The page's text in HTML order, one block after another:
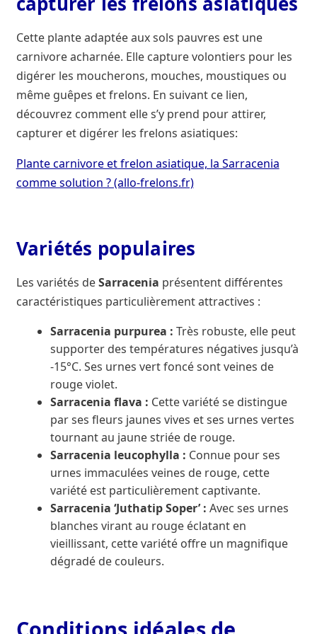
Cette plante adaptée aux sols pauvres est une
carnivore acharnée. Elle capture volontiers pour les
digérer les moucherons, mouches, moustiques ou
même guêpes et frelons. En suivant ce lien,
découvrez comment elle s’y prend pour attirer,
capturer et digérer les frelons asiatiques:
Plante carnivore et frelon asiatique, la Sarracenia
comme solution ? (allo-frelons.fr)
Variétés populaires
Les variétés deSarracenia présentent différentes
caractéristiques particulièrement attractives :
Sarracenia purpurea : Très robuste, elle peut
supporter des températures négatives jusqu’à
-15°C. Ses urnes vert foncé sont veines de
rouge violet.
Sarracenia flava : Cette variété se distingue
par ses fleurs jaunes vives et ses urnes vertes
tournant au jaune striée de rouge.
Sarracenia leucophylla : Connue pour ses
urnes immaculées veines de rouge, cette
variété est particulièrement captivante.
Sarracenia ‘Juthatip Soper’ : Avec ses urnes
blanches virant au rouge éclatant en
vieillissant, cette variété offre un magnifique
dégradé de couleurs.